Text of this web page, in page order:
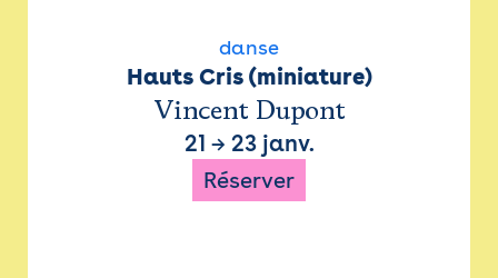
danse
Hauts Cris (miniature)
Vincent Dupont
21 → 23 janv.
Réserver